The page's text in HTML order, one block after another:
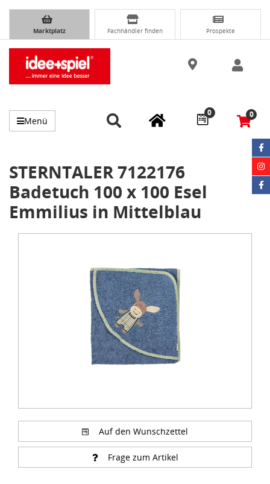
Marktplatz Fachhändler finden Prospekte
Menü
0 0
STERNTALER 7122176
Badetuch 100 x 100 Esel
Emmilius in Mittelblau
Auf den Wunschzettel
Frage zum Artikel